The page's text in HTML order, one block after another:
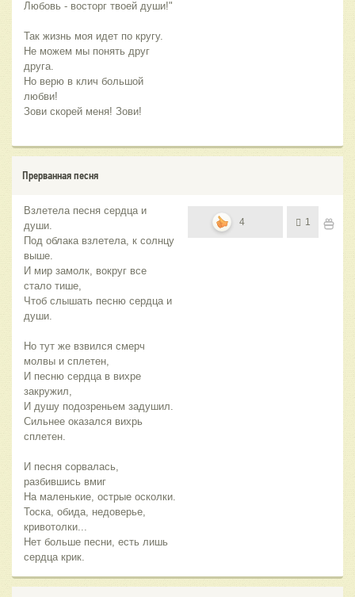
Любовь - восторг твоей души!"
Так жизнь моя идет по кругу.
Не можем мы понять друг
друга.
Но верю в клич большой
любви!
Зови скорей меня! Зови!
Прерванная песня
Взлетела песня сердца и
души.
Под облака взлетела, к солнцу
выше.
И мир замолк, вокруг все
стало тише,
Чтоб слышать песню сердца и
души.
Но тут же взвился смерч
молвы и сплетен,
И песню сердца в вихре
закружил,
И душу подозреньем задушил.
Сильнее оказался вихрь
сплетен.
И песня сорвалась,
разбившись вмиг
На маленькие, острые осколки.
Тоска, обида, недоверье,
кривотолки...
Нет больше песни, есть лишь
сердца крик.
4 1